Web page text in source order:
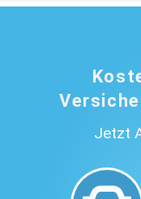
Jetzt